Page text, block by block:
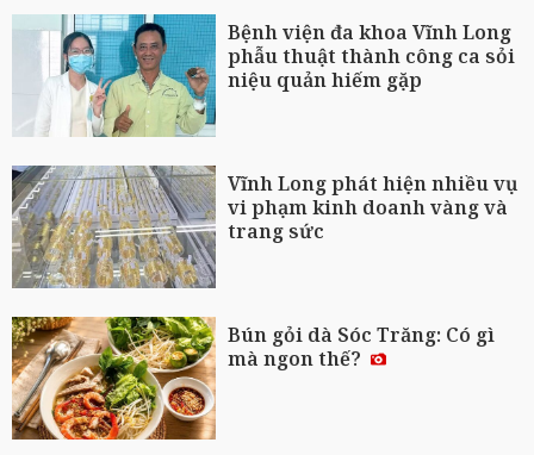
Bệnh viện đa khoa Vĩnh Long
phẫu thuật thành công ca sỏi
niệu quản hiếm gặp
Vĩnh Long phát hiện nhiều vụ
vi phạm kinh doanh vàng và
trang sức
Bún gỏi dà Sóc Trăng: Có gì
mà ngon thế?